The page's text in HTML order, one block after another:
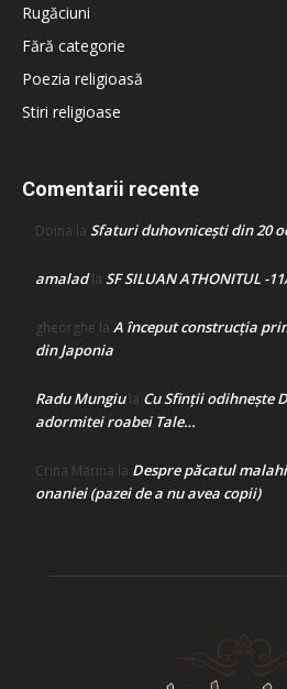
Rugăciuni
Fără categorie
Poezia religioasă
Stiri religioase
Comentarii recente
Doina la Sfaturi duhovnicești din 20
amaladla SF SILUAN ATHONITUL -
gheorghe la A început construcţia
din Japonia
Radu Mungiula Cu Sfinții odihnește
adormitei roabei Tale…
Crina Marina la Despre păcatul
onaniei (pazei de a nu avea copii)